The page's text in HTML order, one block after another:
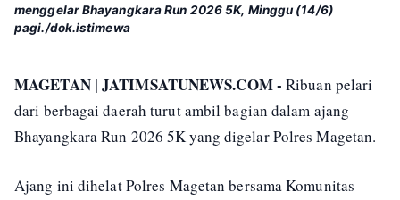
menggelar Bhayangkara Run 2026 5K, Minggu (14/6)
pagi./dok.istimewa
MAGETAN | JATIMSATUNEWS.COM - Ribuan pelari
dari berbagai daerah turut ambil bagian dalam ajang
Bhayangkara Run 2026 5K yang digelar Polres Magetan.
Ajang ini dihelat Polres Magetan bersama Komunitas